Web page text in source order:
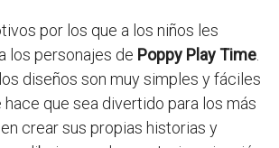
por los que a los niños les
los personajes de Poppy Play Time
diseños son muy simples y fáciles
hace que sea divertido para los más
crear sus propias historias y